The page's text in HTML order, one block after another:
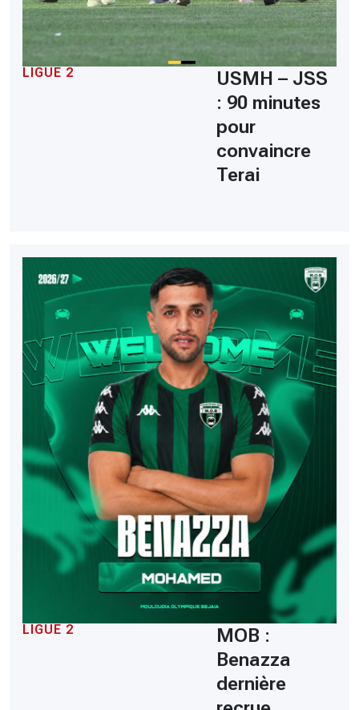
LIGUE 2
USMH – JSS
: 90 minutes
pour
convaincre
Terai
LIGUE 2
MOB :
Benazza
dernière